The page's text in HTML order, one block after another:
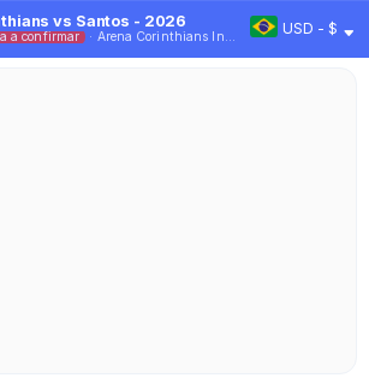
vs Santos - 2026
a confirmar · Arena Corinthians Ingressos Futebol Sao Paulo Brasil USD - $